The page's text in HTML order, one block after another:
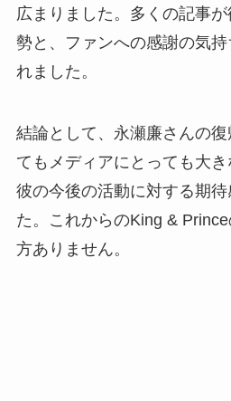
広まりました。多くの記事
勢と、ファンへの感謝の気
れました。
結論として、永瀬廉さんの
てもメディアにとっても大き
彼の今後の活動に対する期
た。これからのKing &
方ありません。